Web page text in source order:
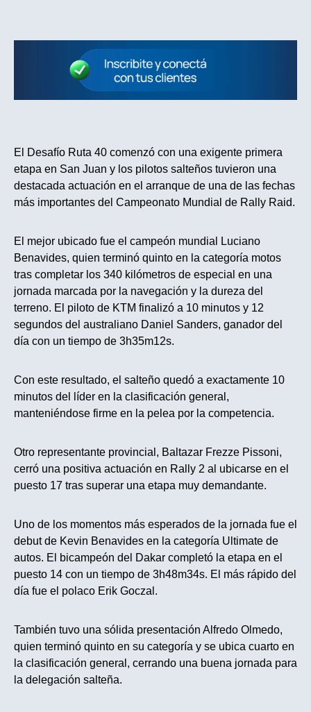
El Desafío Ruta 40 comenzó con una exigente primera
etapa en San Juan y los pilotos salteños tuvieron una
destacada actuación en el arranque de una de las fechas
más importantes del Campeonato Mundial de Rally Raid.
El mejor ubicado fue el campeón mundial Luciano
Benavides, quien terminó quinto en la categoría motos
tras completar los 340 kilómetros de especial en una
jornada marcada por la navegación y la dureza del
terreno. El piloto de KTM finalizó a 10 minutos y 12
segundos del australiano Daniel Sanders, ganador del
día con un tiempo de 3h35m12s.
Con este resultado, el salteño quedó a exactamente 10
minutos del líder en la clasificación general,
manteniéndose firme en la pelea por la competencia.
Otro representante provincial, Baltazar Frezze Pissoni,
cerró una positiva actuación en Rally 2 al ubicarse en el
puesto 17 tras superar una etapa muy demandante.
Uno de los momentos más esperados de la jornada fue el
debut de Kevin Benavides en la categoría Ultimate de
autos. El bicampeón del Dakar completó la etapa en el
puesto 14 con un tiempo de 3h48m34s. El más rápido del
día fue el polaco Erik Goczal.
También tuvo una sólida presentación Alfredo Olmedo,
quien terminó quinto en su categoría y se ubica cuarto en
la clasificación general, cerrando una buena jornada para
la delegación salteña.